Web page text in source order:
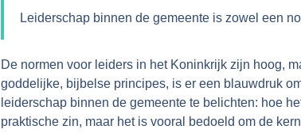
Leiderschap binnen de gemeente is zowel een
De normen voor leiders in het Koninkrijk zijn hoog,
goddelijke, bijbelse principes, is er een blauwdruk
leiderschap binnen de gemeente te belichten: hoe
praktische zin, maar het is vooral bedoeld om de